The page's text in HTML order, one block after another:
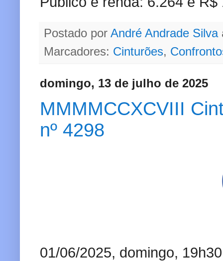
Postado por André Andrade Silva
Marcadores: Cinturões,
domingo, 13 de julho de 2025
MMMMCCXCVIII
nº 4298
01/06/2025, domingo, 19h30